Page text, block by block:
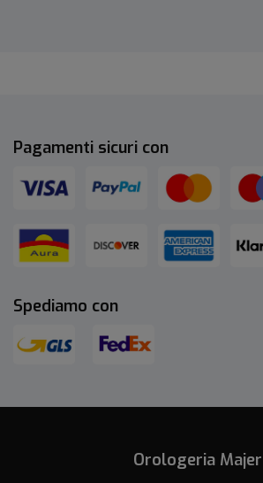
Pagamenti sicuri con
Spediamo con
Orologeria Majer